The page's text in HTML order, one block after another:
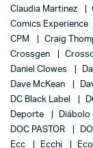
Claudia Martinez
Comics Experience
CPM
Craig
Crossgen
Daniel Clowes
Dave McKean
DC Black Label
Deporte
Diábolo
DOC PASTOR
Ecc
Ecchi